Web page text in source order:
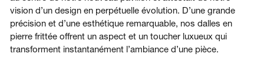
vision d’un design en perpétuelle évolution. D’une grande
précision et d’une esthétique remarquable, nos dalles en
pierre frittée offrent un aspect et un toucher luxueux qui
transforment instantanément l’ambiance d’une pièce.